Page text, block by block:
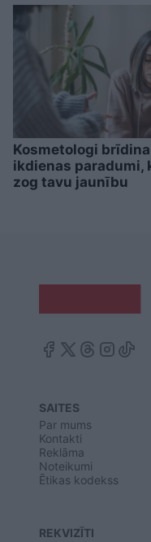
Kosmetologi
ikdienas paradumi,
zog tavu jaunību
SAITES
Par mums
Kontakti
Reklāma
Noteikumi
Ētikas kodekss
REKVIZĪTI